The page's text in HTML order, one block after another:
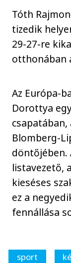
Tóth
tizedik
29-27-re
otthonában
Az Európa-
Dorottya
csapatában,
Blomberg-
döntőjében.
listavezető,
kieséses
ez a
fennállása
sport